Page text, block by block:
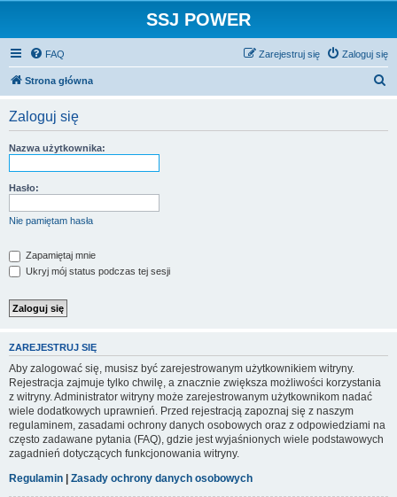
SSJ POWER
FAQ Zaloguj się
Zarejestruj się
Strona główna
Zaloguj się
Nazwa użytkownika:
Hasło:
Nie pamiętam hasła
Zapamiętaj mnie
Ukryj mój status podczas tej sesji
ZAREJESTRUJ SIĘ
Aby zalogować się, musisz być zarejestrowanym użytkownikiem witryny.
Rejestracja zajmuje tylko chwilę, a znacznie zwiększa możliwości korzystania
z witryny. Administrator witryny może zarejestrowanym użytkownikom nadać
wiele dodatkowych uprawnień. Przed rejestracją zapoznaj się z naszym
regulaminem, zasadami ochrony danych osobowych oraz z odpowiedziami na
często zadawane pytania (FAQ), gdzie jest wyjaśnionych wiele podstawowych
zagadnień dotyczących funkcjonowania witryny.
Regulamin | Zasady ochrony danych osobowych